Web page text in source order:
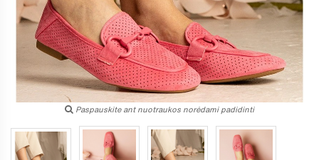
Paspauskite ant nuotraukos norėdami padidinti